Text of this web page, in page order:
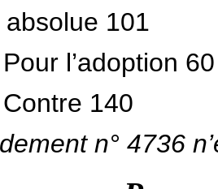
101
Pour l’adoption 60
Contre 140
n° 4736